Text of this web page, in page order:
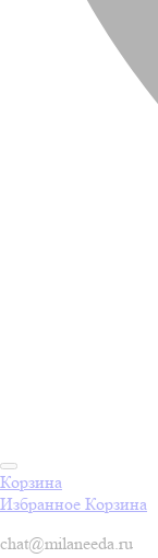
Корзина
Избранное Корзина
chat@milaneeda.ru